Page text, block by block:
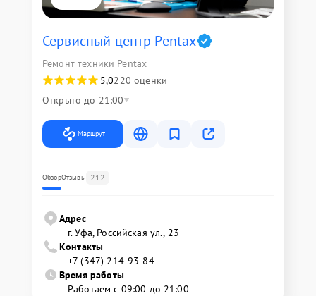
Сервисный центр Pentax
Ремонт техники Pentax
5,0220 оценки
Открыто до 21:00
Маршрут
ОбзорОтзывы 212
Адрес
г. Уфа, Российская ул., 23
Контакты
+7 (347) 214-93-84
Время работы
Работаем с 09:00 до 21:00